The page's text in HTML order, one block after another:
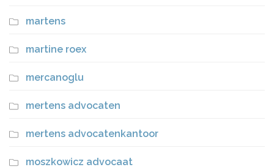
martens
martine roex
mercanoglu
mertens advocaten
mertens advocatenkantoor
moszkowicz advocaat